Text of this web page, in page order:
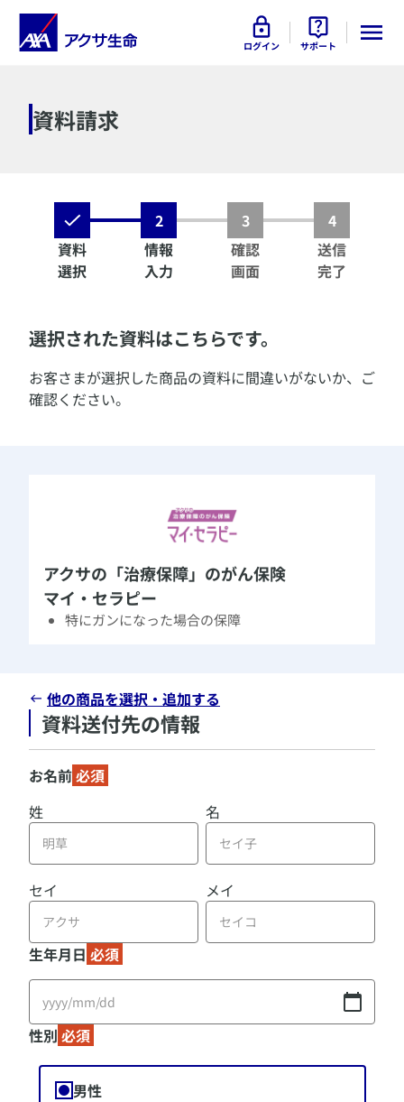
ログイン サポート
資料請求
資料
選択
2
情報
入力
3
確認
画面
4
送信
完了
選択された資料はこちらです。
お客さまが選択した商品の資料に間違いがないか、ご
確認ください。
​アクサの「治療保障」のがん保険
​マイ・セラピー
特にガンになった場合の保障
他の商品を選択・追加する
資料送付先の情報
お名前必須
姓
名
セイ メイ
生年月日 必須
性別 必須
男性